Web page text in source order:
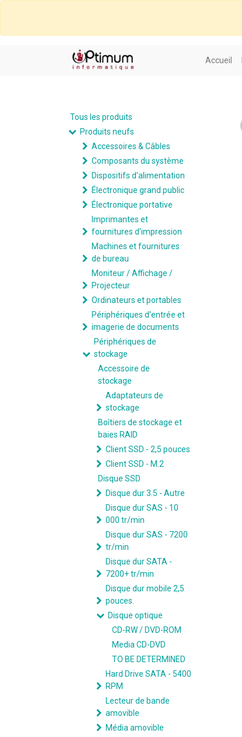
Accueil
Tous les produits
Produits neufs
Accessoires & Câbles
Composants du système
Dispositifs d'alimentation
Électronique grand public
Électronique portative
Imprimantes et
fournitures d'impression
Machines et fournitures
de bureau
Moniteur / Affichage /
Projecteur
Ordinateurs et portables
Périphériques d'entrée et
imagerie de documents
Périphériques de
stockage
Accessoire de
stockage
Adaptateurs de
stockage
Boîtiers de stockage et
baies RAID
Client SSD - 2,5 pouces
Client SSD - M.2
Disque SSD
Disque dur 3.5 - Autre
Disque dur SAS - 10
000 tr/min
Disque dur SAS - 7200
tr/min
Disque dur SATA -
7200+ tr/min
Disque dur mobile 2,5
pouces.
Disque optique
CD-RW / DVD-ROM
Media CD-DVD
TO BE DETERMINED
Hard Drive SATA - 5400
RPM
Lecteur de bande
amovible
Média amovible